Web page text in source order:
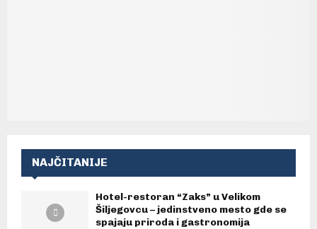
NAJČITANIJE
Hotel-restoran “Zaks” u Velikom
Šiljegovcu – jedinstveno mesto gde se
spajaju priroda i gastronomija